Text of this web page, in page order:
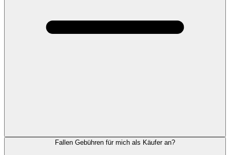
Fallen Gebühren für mich als Käufer an?